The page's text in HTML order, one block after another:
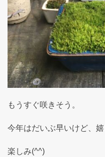
もうすぐ咲きそう。
今年はだいぶ早いけど、嬉
楽しみ(^^)